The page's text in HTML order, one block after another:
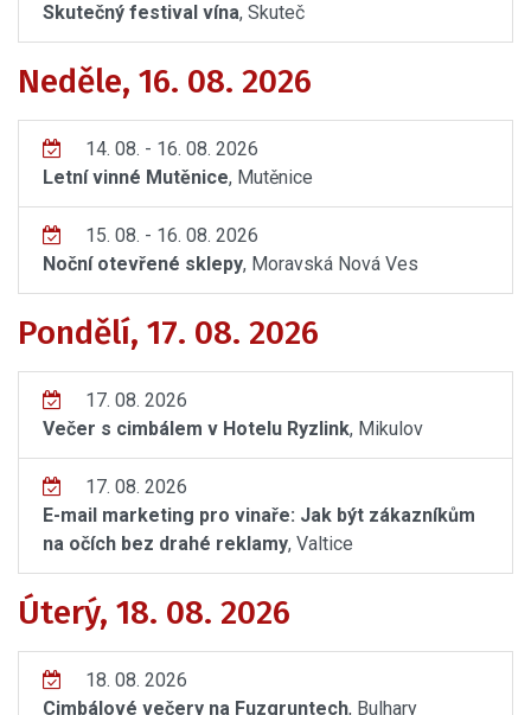
Skutečný festival vína, Skuteč
Neděle, 16. 08. 2026
14. 08. - 16. 08. 2026
Letní vinné Mutěnice, Mutěnice
15. 08. - 16. 08. 2026
Noční otevřené sklepy, Moravská Nová Ves
Pondělí, 17. 08. 2026
17. 08. 2026
Večer s cimbálem v Hotelu Ryzlink, Mikulov
17. 08. 2026
E-mail marketing pro vinaře: Jak být zákazníkům
na očích bez drahé reklamy, Valtice
Úterý, 18. 08. 2026
18. 08. 2026
Cimbálové večery na Fuzgruntech, Bulhary